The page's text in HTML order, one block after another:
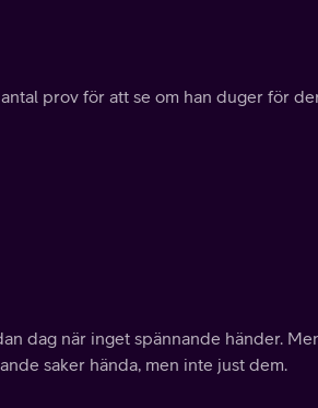
prov för att se om han duger för
dag när inget spännande händer.
saker hända, men inte just dem.